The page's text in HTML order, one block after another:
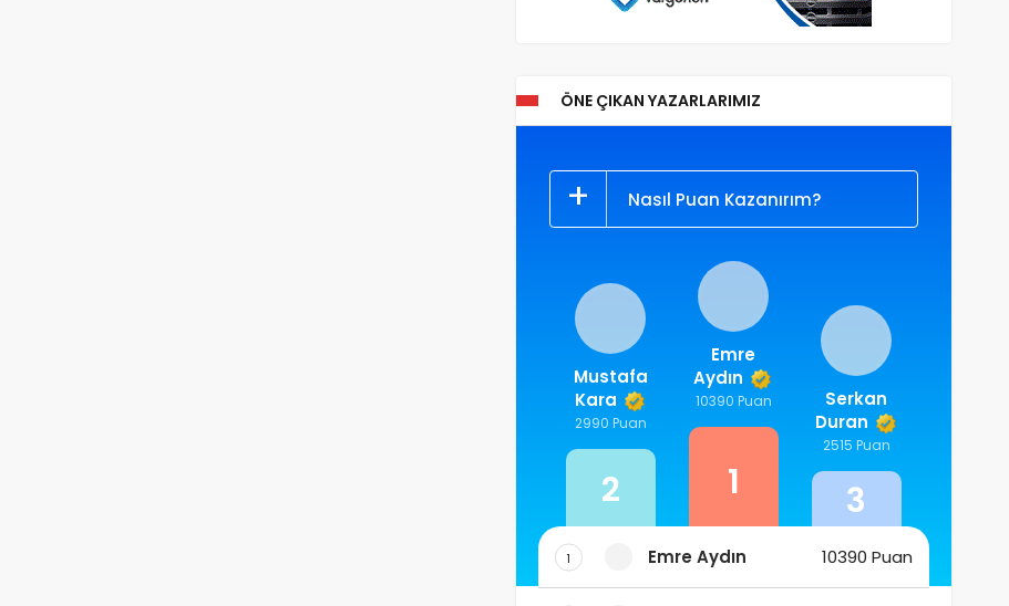
ÖNE ÇIKAN YAZARLARIMIZ
Nasıl Puan Kazanırım?
Emre
Aydın
10390 Puan
1
Mustafa
Kara
2990 Puan
2
Serkan
Duran
2515 Puan
3
1 Emre Aydın 10390 Puan